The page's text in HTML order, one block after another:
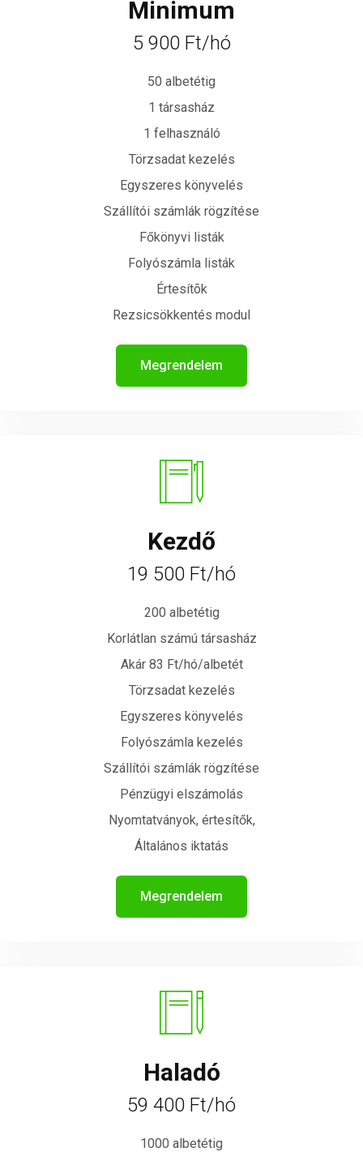
Minimum
5 900 Ft/hó
50 albetétig
1 társasház
1 felhasználó
Törzsadat kezelés
Egyszeres könyvelés
Szállítói számlák rögzítése
Főkönyvi listák
Folyószámla listák
Értesítõk
Rezsicsökkentés modul
Megrendelem
Kezdő
19 500 Ft/hó
200 albetétig
Korlátlan számú társasház
Akár 83 Ft/hó/albetét
Törzsadat kezelés
Egyszeres könyvelés
Folyószámla kezelés
Szállítói számlák rögzítése
Pénzügyi elszámolás
Nyomtatványok, értesítők,
Általános iktatás
Megrendelem
Haladó
59 400 Ft/hó
1000 albetétig